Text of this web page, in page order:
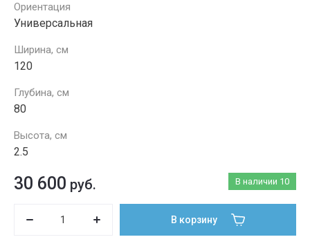
Ориентация
Универсальная
Ширина, см
120
Глубина, см
80
Высота, см
2.5
В наличии 10
30 600 руб.
В корзину